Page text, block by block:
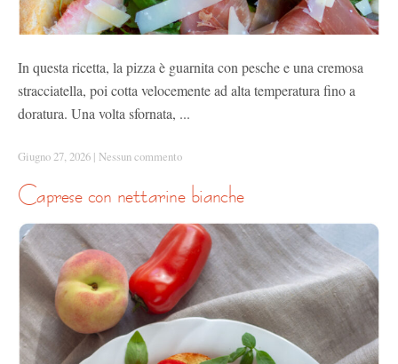
In questa ricetta, la pizza è guarnita con pesche e una cremosa
stracciatella, poi cotta velocemente ad alta temperatura fino a
doratura. Una volta sfornata, ...
Giugno 27, 2026 | Nessun commento
caprese con nettarine bianche